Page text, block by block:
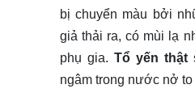
bị chuyển màu bởi
giả thải ra, có mùi lạ
phụ gia. Tổ yến thật
ngâm trong nước nở